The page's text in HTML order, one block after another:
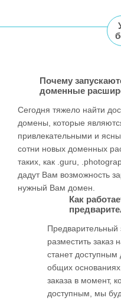
Почему
доменные
Сегодня тяжело найти
домены, которые
привлекательными и
сотни новых доменных
таких, как .guru,
дадут Вам возможность
нужный Вам домен.
Как
Предварительный
разместить заказ
станет доступным
общих
заказа в момент,
доступным, мы